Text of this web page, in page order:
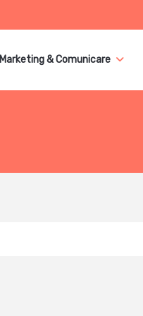
Marketing & Comunicare